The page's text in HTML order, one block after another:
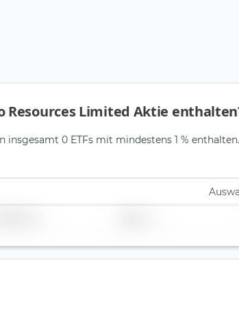
Resources Limited Aktie
insgesamt 0 ETFs mit mindestens 1 %